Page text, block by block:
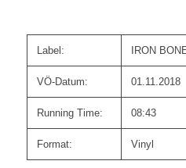
Label: IRON
VÖ-Datum: 01.11.2018
Running Time: 08:43
Format: Vinyl